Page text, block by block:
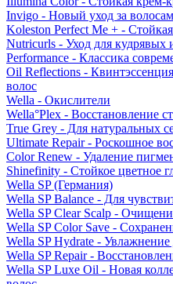
Invigo - Новый уход за
Koleston Perfect Me + -
Nutricurls - Уход для кудрявых
Performance - Классика
Oil Reflections -
волос
Wella - Окислители
Wella°Plex - Восстановление
True Grey - Для натуральных
Ultimate Repair - Роскошное
Color Renew - Удаление
Shinefinity - Стойкое цветное
Wella SP (Германия)
Wella SP Balance - Для
Wella SP Clear Scalp -
Wella SP Color Save -
Wella SP Hydrate -
Wella SP Repair -
Wella SP Luxe Oil - Новая